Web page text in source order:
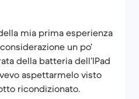
mia prima esperienza
un po’
della batteria dell’IPad
aspettarmelo visto
ricondizionato.